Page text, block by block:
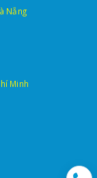
Nẵng
Minh